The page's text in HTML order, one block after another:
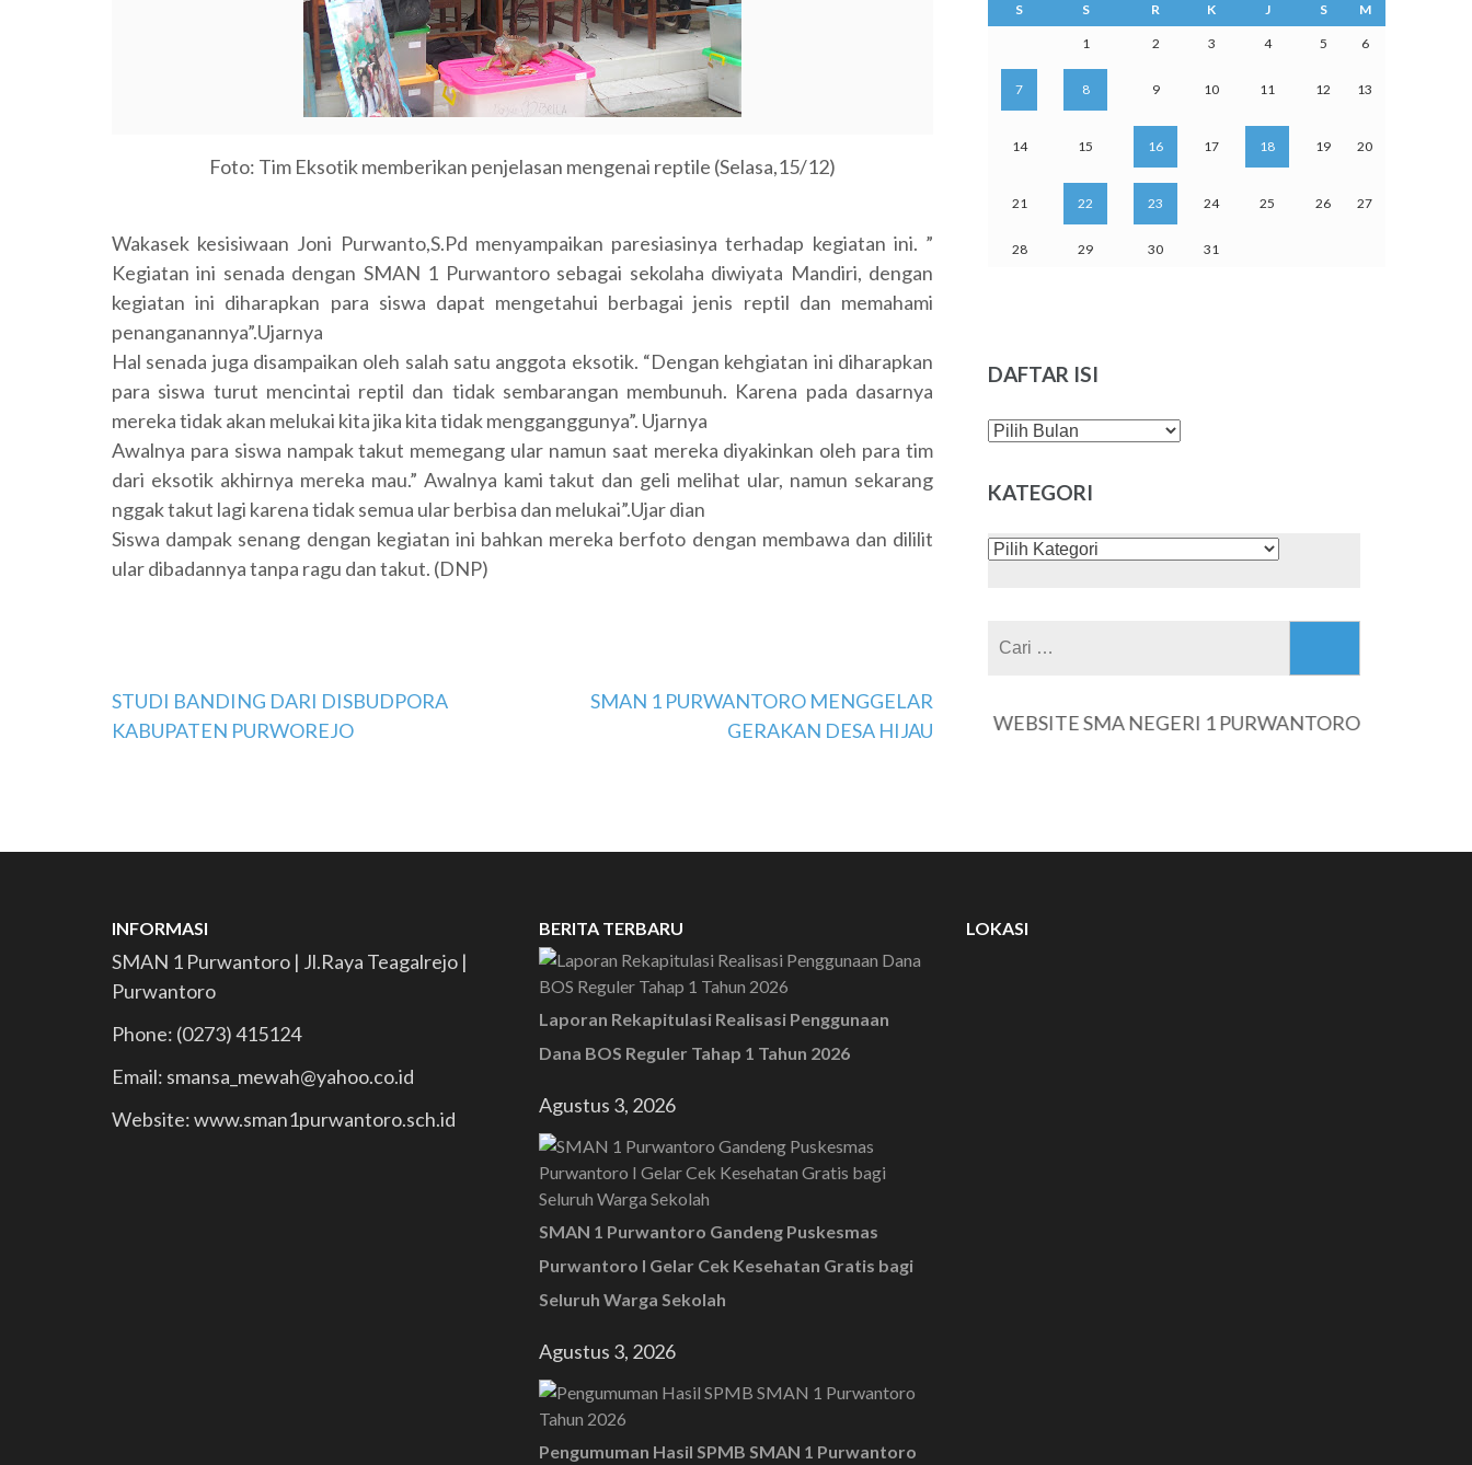
Foto: Tim Eksotik memberikan penjelasan mengenai reptile (Selasa,15/12)
Wakasek kesisiwaan Joni Purwanto,S.Pd menyampaikan paresiasinya terhadap kegiatan ini. ”
Kegiatan ini senada dengan SMAN 1 Purwantoro sebagai sekolaha diwiyata Mandiri, dengan
kegiatan ini diharapkan para siswa dapat mengetahui berbagai jenis reptil dan memahami
penanganannya”.Ujarnya
Hal senada juga disampaikan oleh salah satu anggota eksotik. “Dengan kehgiatan ini diharapkan
para siswa turut mencintai reptil dan tidak sembarangan membunuh. Karena pada dasarnya
mereka tidak akan melukai kita jika kita tidak mengganggunya”. Ujarnya
Awalnya para siswa nampak takut memegang ular namun saat mereka diyakinkan oleh para tim
dari eksotik akhirnya mereka mau.” Awalnya kami takut dan geli melihat ular, namun sekarang
nggak takut lagi karena tidak semua ular berbisa dan melukai”.Ujar dian
Siswa dampak senang dengan kegiatan ini bahkan mereka berfoto dengan membawa dan dililit
ular dibadannya tanpa ragu dan takut. (DNP)
Navigasi
pos
STUDI BANDING DARI DISBUDPORA
KABUPATEN PURWOREJO
SMAN 1 PURWANTORO MENGGELAR
GERAKAN DESA HIJAU
S S R K J S M
1 2 3 4 5 6
7 8 9 10 11 12 13
14 15 16 17 18 19 20
21 22 23 24 25 26 27
28 29 30 31
DAFTAR ISI
DAFTAR
KATEGORI
KATEGORI
SELAMAT DATANG DI WEBSITE SMA NEGERI 1 PURWANTORO
INFORMASI
SMAN 1 Purwantoro | Jl.Raya Teagalrejo |
Purwantoro
Phone: (0273) 415124
Email: smansa_mewah@yahoo.co.id
Website: www.sman1purwantoro.sch.id
BERITA TERBARU
Laporan Rekapitulasi Realisasi Penggunaan
Dana BOS Reguler Tahap 1 Tahun 2026
Agustus 3, 2026
SMAN 1 Purwantoro Gandeng Puskesmas
Purwantoro I Gelar Cek Kesehatan Gratis bagi
Seluruh Warga Sekolah
Agustus 3, 2026
Pengumuman Hasil SPMB SMAN 1 Purwantoro
LOKASI